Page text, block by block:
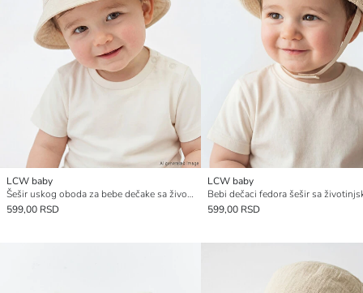
LCW baby
Šešir uskog oboda za bebe dečake sa životinjskim figurama
599,00 RSD
LCW baby
599,00 RSD